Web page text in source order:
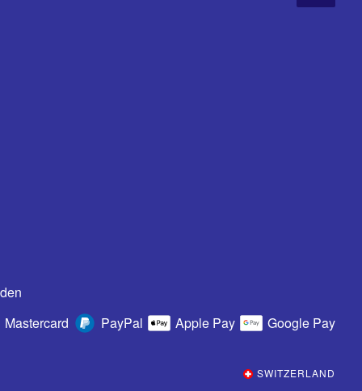
Mastercard
PayPal Apple Pay Google Pay
SWITZERLAND